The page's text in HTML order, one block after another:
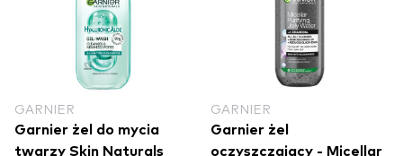
GARNIER
Garnier żel do mycia
twarzy Skin Naturals
GARNIER
Garnier żel
oczyszczający - Micellar